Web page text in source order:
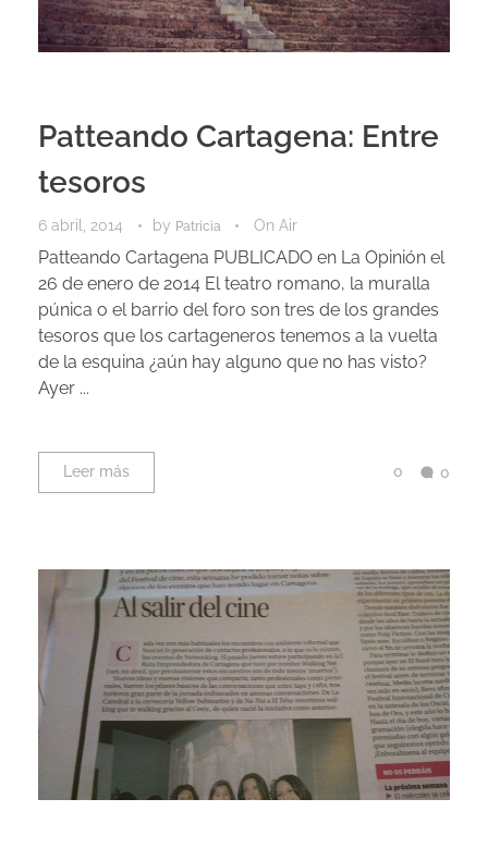
Patteando Cartagena: Entre
tesoros
6 abril, 2014 by Patricia On Air
Patteando Cartagena PUBLICADO en La Opinión el
26 de enero de 2014 El teatro romano, la muralla
púnica o el barrio del foro son tres de los grandes
tesoros que los cartageneros tenemos a la vuelta
de la esquina ¿aún hay alguno que no has visto?
Ayer ...
Leer más 0 0